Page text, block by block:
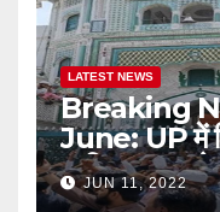
LATEST NEWS
Breaking
June: UP में
शामिल 230
आसपास के
JUN 11, 2022